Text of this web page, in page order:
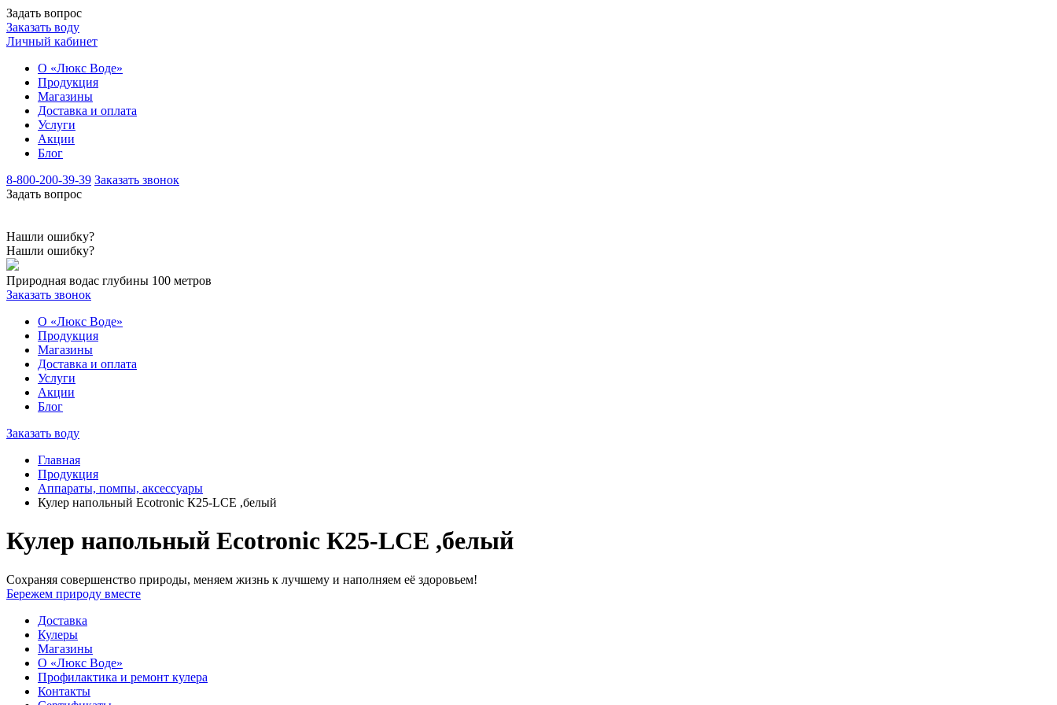
Задать вопрос
Заказать воду
Личный кабинет
О «Люкс Воде»
Продукция
Магазины
Доставка и оплата
Услуги
Акции
Блог
8-800-200-39-39 Заказать звонок
Задать вопрос
Нашли ошибку?
Нашли ошибку?
Природная водас глубины 100 метров
Заказать звонок
О «Люкс Воде»
Продукция
Магазины
Доставка и оплата
Услуги
Акции
Блог
Заказать воду
Главная
Продукция
Аппараты, помпы, аксессуары
Кулер напольный Ecotronic К25-LСE ,белый
Кулер напольный Ecotronic К25-LСE ,белый
Сохраняя совершенство природы, меняем жизнь к лучшему и наполняем её здоровьем!
Бережем природу вместе
Доставка
Кулеры
Магазины
О «Люкс Воде»
Профилактика и ремонт кулера
Контакты